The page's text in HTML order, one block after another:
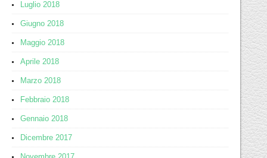
Luglio 2018
Giugno 2018
Maggio 2018
Aprile 2018
Marzo 2018
Febbraio 2018
Gennaio 2018
Dicembre 2017